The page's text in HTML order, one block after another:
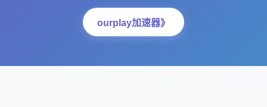
ourplay加速器》